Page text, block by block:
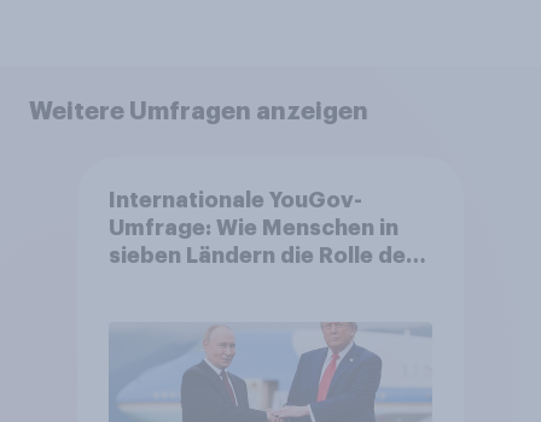
Weitere Umfragen anzeigen
Internationale YouGov-
Umfrage: Wie Menschen in
sieben Ländern die Rolle der
Bedrohungen und Bündnisse
bewerten